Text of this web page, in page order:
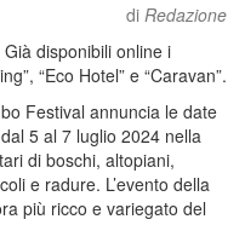
di Redazione
Già disponibili online i
“Eco Hotel” e “Caravan”.
Festival annuncia le date
5 al 7 luglio 2024 nella
di boschi, altopiani,
e radure. L’evento della
più ricco e variegato del